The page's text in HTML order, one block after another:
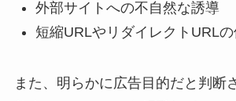
外部サイトへの不自然な誘導
短縮URLやリダイレクトURLの
また、明らかに広告目的だと判断